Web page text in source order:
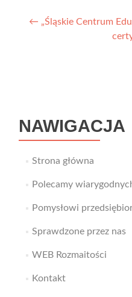
Nawigacja
← „Śląskie Centrum
NAWIGACJA
Strona główna
Polecamy
Pomysłowi
Sprawdzone przez nas
WEB Rozmaitości
Kontakt